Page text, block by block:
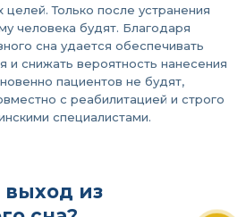
целей. Только после устранения
человека будят. Благодаря
сна удается обеспечивать
и снижать вероятность нанесения
пациентов не будят,
с реабилитацией и строго
специалистами.
выход из